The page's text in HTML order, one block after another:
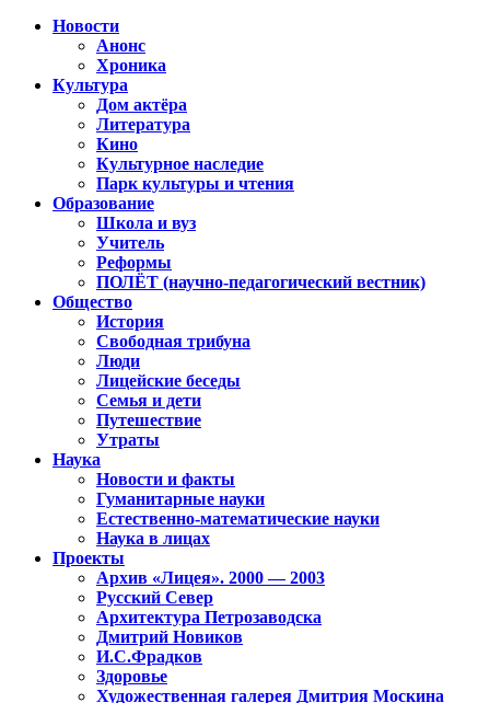
Новости
Анонс
Хроника
Культура
Дом актёра
Литература
Кино
Культурное наследие
Парк культуры и чтения
Образование
Школа и вуз
Учитель
Реформы
ПОЛЁТ (научно-педагогический вестник)
Общество
История
Свободная трибуна
Люди
Лицейские беседы
Семья и дети
Путешествие
Утраты
Наука
Новости и факты
Гуманитарные науки
Естественно-математические науки
Наука в лицах
Проекты
Архив «Лицея». 2000 — 2003
Русский Север
Архитектура Петрозаводска
Дмитрий Новиков
И.С.Фрадков
Здоровье
Художественная галерея Дмитрия Москина